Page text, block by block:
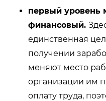
первый уровень
финансовый.
единственная
получении
меняют место
организации им
оплату труда,